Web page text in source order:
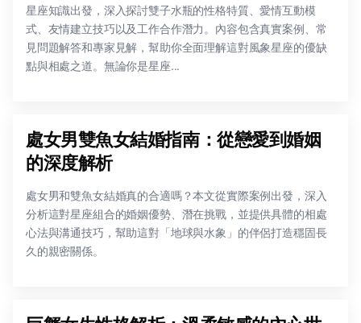
星座知識出發，深入探討雙子水瓶的性格特質、愛情互動模
式、友情建立技巧以及工作合作潛力。內容包含真實案例、常
見問題解答和專家見解，幫助你全面理解這對風象星座的優缺
點與相處之道。無論你是星座...
處女男雙魚女結婚指南：從戀愛到婚姻
的深度解析
處女男和雙魚女結婚真的合適嗎？本文從實際案例出發，深入
分析這對星座組合的婚姻優勢、潛在挑戰，並提供具體的相處
心法與溝通技巧，幫助這對「地球與水象」的伴侶打造穩固長
久的親密關係。